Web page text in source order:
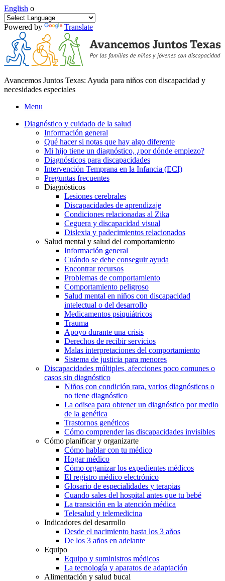
English o
Powered by Translate
Avancemos Juntos Texas: Ayuda para niños con discapacidad y
necesidades especiales
Menu
Diagnóstico y cuidado de la salud
Información general
Qué hacer si notas que hay algo diferente
Mi hijo tiene un diagnóstico, ¿por dónde empiezo?
Diagnósticos para discapacidades
Intervención Temprana en la Infancia (ECI)
Preguntas frecuentes
Diagnósticos
Lesiones cerebrales
Discapacidades de aprendizaje
Condiciones relacionadas al Zika
Ceguera y discapacidad visual
Dislexia y padecimientos relacionados
Salud mental y salud del comportamiento
Información general
Cuándo se debe conseguir ayuda
Encontrar recursos
Problemas de comportamiento
Comportamiento peligroso
Salud mental en niños con discapacidad
intelectual o del desarrollo
Medicamentos psiquiátricos
Trauma
Apoyo durante una crisis
Derechos de recibir servicios
Malas interpretaciones del comportamiento
Sistema de justicia para menores
Discapacidades múltiples, afecciones poco comunes o
casos sin diagnóstico
Niños con condición rara, varios diagnósticos o
no tiene diagnóstico
La odisea para obtener un diagnóstico por medio
de la genética
Trastornos genéticos
Cómo comprender las discapacidades invisibles
Cómo planificar y organizarte
Cómo hablar con tu médico
Hogar médico
Cómo organizar los expedientes médicos
El registro médico electrónico
Glosario de especialidades y terapias
Cuando sales del hospital antes que tu bebé
La transición en la atención médica
Telesalud y telemedicina
Indicadores del desarrollo
Desde el nacimiento hasta los 3 años
De los 3 años en adelante
Equipo
Equipo y suministros médicos
La tecnología y aparatos de adaptación
Alimentación y salud bucal